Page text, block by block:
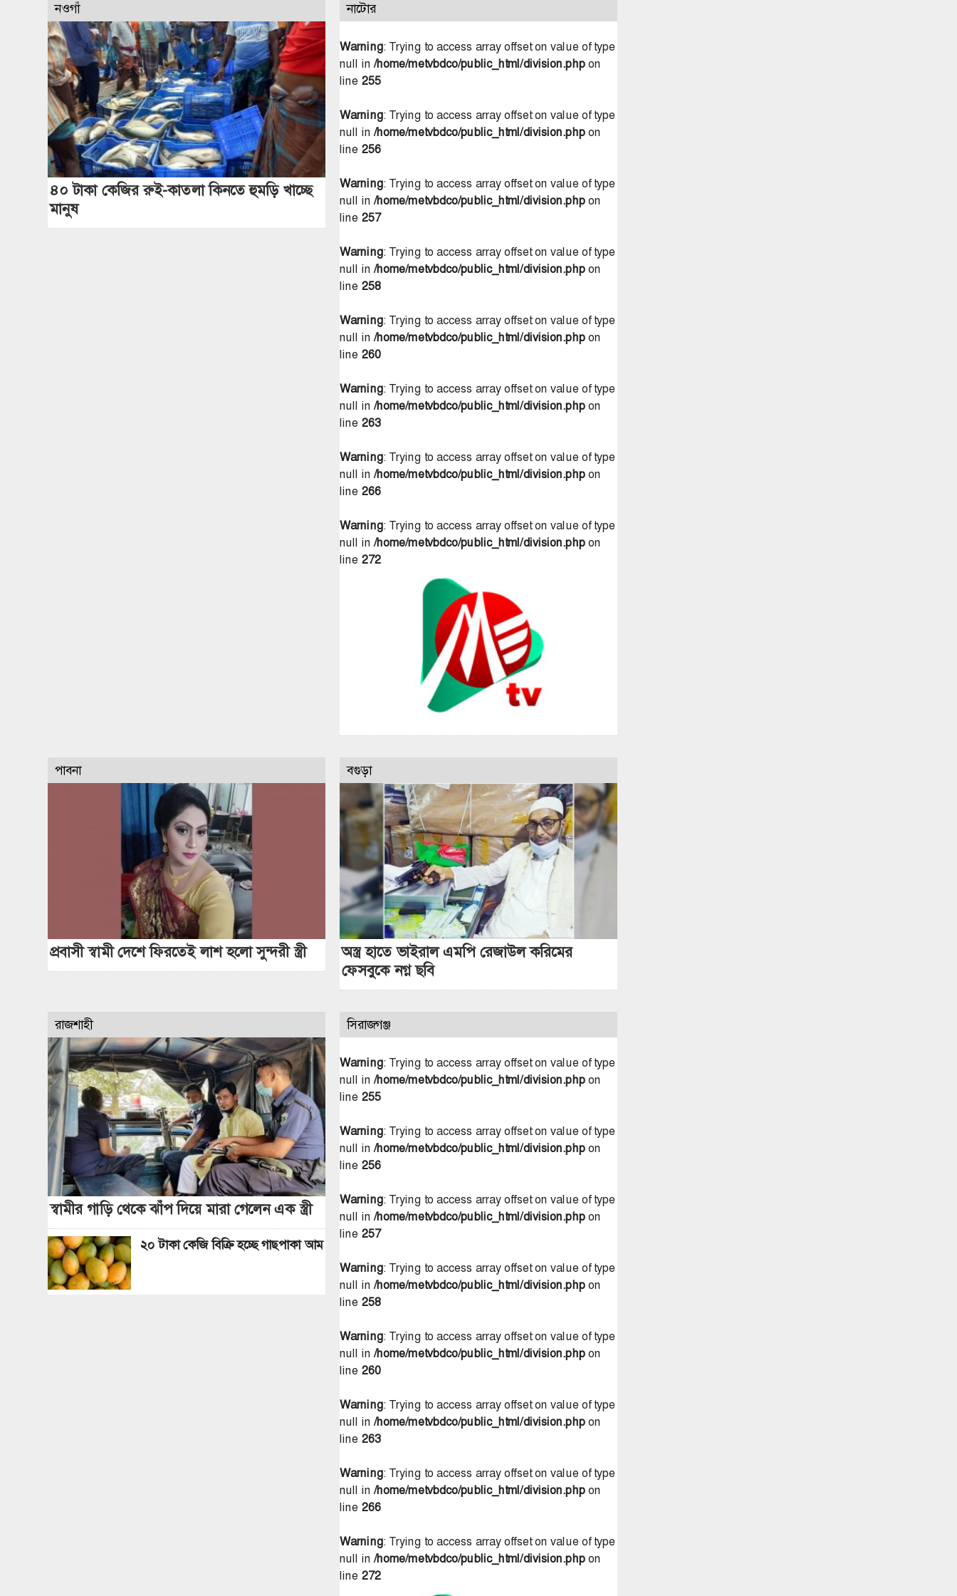
নওগাঁ
৪০ টাকা কেজির রুই-কাতলা কিনতে হুমড়ি খাচ্ছে
মানুষ
নাটোর
Warning: Trying to access array offset on value of type
null in /home/metvbdco/public_html/division.phpon
line 255
Warning: Trying to access array offset on value of type
null in /home/metvbdco/public_html/division.phpon
line 256
Warning: Trying to access array offset on value of type
null in /home/metvbdco/public_html/division.phpon
line 257
Warning: Trying to access array offset on value of type
null in /home/metvbdco/public_html/division.phpon
line 258
Warning: Trying to access array offset on value of type
null in /home/metvbdco/public_html/division.phpon
line 260
Warning: Trying to access array offset on value of type
null in /home/metvbdco/public_html/division.phpon
line 263
Warning: Trying to access array offset on value of type
null in /home/metvbdco/public_html/division.phpon
line 266
Warning: Trying to access array offset on value of type
null in /home/metvbdco/public_html/division.phpon
line 272
পাবনা
প্রবাসী স্বামী দেশে ফিরতেই লাশ হলো সুন্দরী স্ত্রী
বগুড়া
অস্ত্র হাতে ভাইরাল এমপি রেজাউল করিমের
ফেসবুকে নগ্ন ছবি
রাজশাহী
স্বামীর গাড়ি থেকে ঝাঁপ দিয়ে মারা গেলেন এক স্ত্রী
২০ টাকা কেজি বিক্রি হচ্ছে গাছপাকা আম
সিরাজগঞ্জ
Warning: Trying to access array offset on value of type
null in /home/metvbdco/public_html/division.phpon
line 255
Warning: Trying to access array offset on value of type
null in /home/metvbdco/public_html/division.phpon
line 256
Warning: Trying to access array offset on value of type
null in /home/metvbdco/public_html/division.phpon
line 257
Warning: Trying to access array offset on value of type
null in /home/metvbdco/public_html/division.phpon
line 258
Warning: Trying to access array offset on value of type
null in /home/metvbdco/public_html/division.phpon
line 260
Warning: Trying to access array offset on value of type
null in /home/metvbdco/public_html/division.phpon
line 263
Warning: Trying to access array offset on value of type
null in /home/metvbdco/public_html/division.phpon
line 266
Warning: Trying to access array offset on value of type
null in /home/metvbdco/public_html/division.phpon
line 272